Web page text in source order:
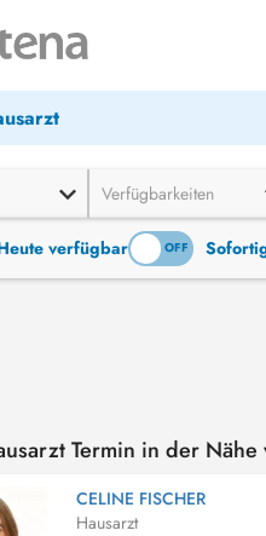
Verfügbarkeiten
verfügbar
ON OFF
Termin in der
CELINE FISCHER
Hausarzt